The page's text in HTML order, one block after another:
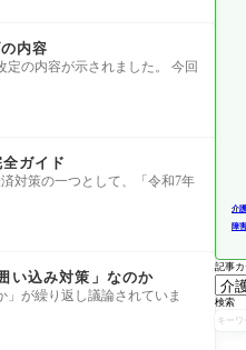
内容
定の内容が示されました。 今回
ガイド
対策の一つとして、「令和7年
い込み対策」なのか
が繰り返し議論されていま
介
障
記事
検索